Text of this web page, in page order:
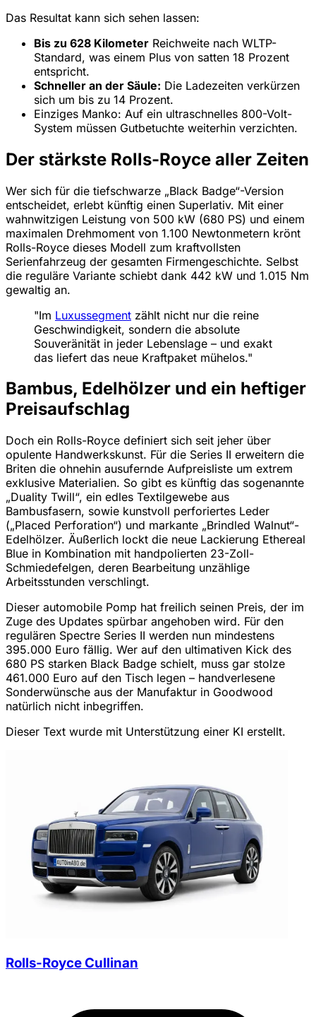
Das Resultat kann sich sehen lassen:
Bis zu 628 Kilometer Reichweite nach WLTP-
Standard, was einem Plus von satten 18 Prozent
entspricht.
Schneller an der Säule: Die Ladezeiten verkürzen
sich um bis zu 14 Prozent.
Einziges Manko: Auf ein ultraschnelles 800-Volt-
System müssen Gutbetuchte weiterhin verzichten.
Der stärkste Rolls-Royce aller Zeiten
Wer sich für die tiefschwarze „Black Badge“-Version
entscheidet, erlebt künftig einen Superlativ. Mit einer
wahnwitzigen Leistung von 500 kW (680 PS) und einem
maximalen Drehmoment von 1.100 Newtonmetern krönt
Rolls-Royce dieses Modell zum kraftvollsten
Serienfahrzeug der gesamten Firmengeschichte. Selbst
die reguläre Variante schiebt dank 442 kW und 1.015 Nm
gewaltig an.
"Im Luxussegment zählt nicht nur die reine
Geschwindigkeit, sondern die absolute
Souveränität in jeder Lebenslage – und exakt
das liefert das neue Kraftpaket mühelos."
Bambus, Edelhölzer und ein heftiger
Preisaufschlag
Doch ein Rolls-Royce definiert sich seit jeher über
opulente Handwerkskunst. Für die Series II erweitern die
Briten die ohnehin ausufernde Aufpreisliste um extrem
exklusive Materialien. So gibt es künftig das sogenannte
„Duality Twill“, ein edles Textilgewebe aus
Bambusfasern, sowie kunstvoll perforiertes Leder
(„Placed Perforation“) und markante „Brindled Walnut“-
Edelhölzer. Äußerlich lockt die neue Lackierung Ethereal
Blue in Kombination mit handpolierten 23-Zoll-
Schmiedefelgen, deren Bearbeitung unzählige
Arbeitsstunden verschlingt.
Dieser automobile Pomp hat freilich seinen Preis, der im
Zuge des Updates spürbar angehoben wird. Für den
regulären Spectre Series II werden nun mindestens
395.000 Euro fällig. Wer auf den ultimativen Kick des
680 PS starken Black Badge schielt, muss gar stolze
461.000 Euro auf den Tisch legen – handverlesene
Sonderwünsche aus der Manufaktur in Goodwood
natürlich nicht inbegriffen.
Dieser Text wurde mit Unterstützung einer KI erstellt.
Rolls-Royce Cullinan